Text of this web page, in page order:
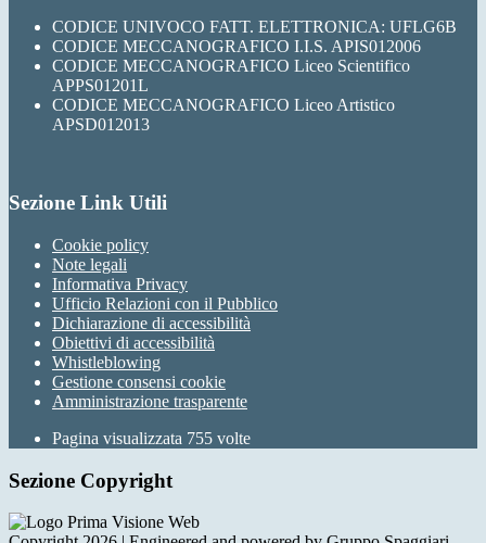
CODICE UNIVOCO FATT. ELETTRONICA: UFLG6B
CODICE MECCANOGRAFICO I.I.S. APIS012006
CODICE MECCANOGRAFICO Liceo Scientifico
APPS01201L
CODICE MECCANOGRAFICO Liceo Artistico
APSD012013
Sezione Link Utili
Cookie policy
Note legali
Informativa Privacy
Ufficio Relazioni con il Pubblico
Dichiarazione di accessibilità
Obiettivi di accessibilità
Whistleblowing
Gestione consensi cookie
Amministrazione trasparente
Pagina visualizzata 755 volte
Sezione Copyright